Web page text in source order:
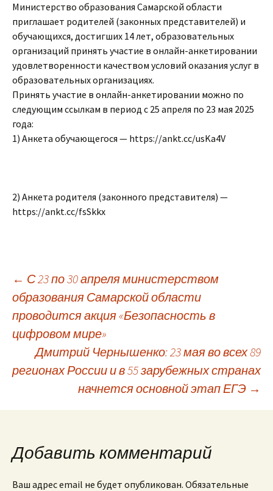
Министерство образования Самарской области
приглашает родителей (законных представителей) и
обучающихся, достигших 14 лет, образовательных
организаций принять участие в онлайн-анкетировании
удовлетворенности качеством условий оказания услуг в
образовательных организациях.
Принять участие в онлайн-анкетировании можно по
следующим ссылкам в период с 25 апреля по 23 мая 2025
года:
1) Анкета обучающегося — https://ankt.cc/usKa4V
2) Анкета родителя (законного представителя) —
https://ankt.cc/fsSkkx
Навигация
по
записям
← С 23 по 30 апреля министерством
образования Самарской области
проводится акция «Безопасность в
цифровом мире»
Дмитрий Чернышенко: 23 мая во всех 89
регионах России и в 55 зарубежных странах
начнется основной этап ЕГЭ →
Добавить комментарий
Ваш адрес email не будет опубликован. Обязательные